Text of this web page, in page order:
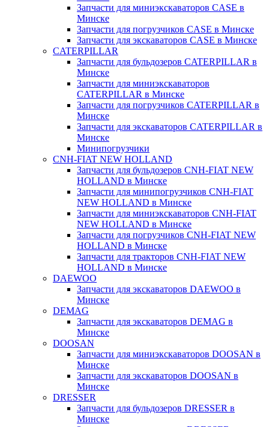
Запчасти для миниэкскаваторов CASE в
Минске
Запчасти для погрузчиков CASE в Минске
Запчасти для экскаваторов CASE в Минске
CATERPILLAR
Запчасти для бульдозеров CATERPILLAR в
Минске
Запчасти для миниэкскаваторов
CATERPILLAR в Минске
Запчасти для погрузчиков CATERPILLAR в
Минске
Запчасти для экскаваторов CATERPILLAR в
Минскe
Минипогрузчики
CNH-FIAT NEW HOLLAND
Запчасти для бульдозеров CNH-FIAT NEW
HOLLAND в Минске
Запчасти для минипогрузчиков CNH-FIAT
NEW HOLLAND в Минске
Запчасти для миниэкскаваторов CNH-FIAT
NEW HOLLAND в Минске
Запчасти для погрузчиков CNH-FIAT NEW
HOLLAND в Минске
Запчасти для тракторов CNH-FIAT NEW
HOLLAND в Минске
DAEWOO
Запчасти для экскаваторов DAEWOO в
Минске
DEMAG
Запчасти для экскаваторов DEMAG в
Минске
DOOSAN
Запчасти для миниэкскаваторов DOOSAN в
Минске
Запчасти для экскаваторов DOOSAN в
Минске
DRESSER
Запчасти для бульдозеров DRESSER в
Минске